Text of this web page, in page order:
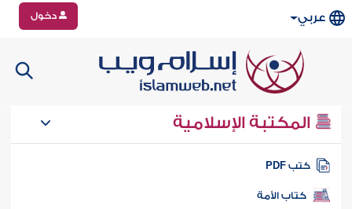
عربي دخول
المكتبة الإسلامية
كتب PDF